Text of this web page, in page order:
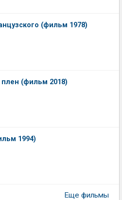
(фильм 1978)
(фильм 2018)
1994)
Еще фильмы